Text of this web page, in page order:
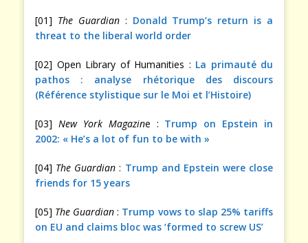
[01] The Guardian: Donald Trump’s return is a
threat to the liberal world order
[02] Open Library of Humanities : La primauté du
pathos : analyse rhétorique des discours
(Référence stylistique sur le Moi et l’Histoire)
[03] New York Magazine : Trump on Epstein in
2002: « He’s a lot of fun to be with »
[04] The Guardian : Trump and Epstein were close
friends for 15 years
[05] The Guardian : Trump vows to slap 25% tariffs
on EU and claims bloc was ‘formed to screw US’